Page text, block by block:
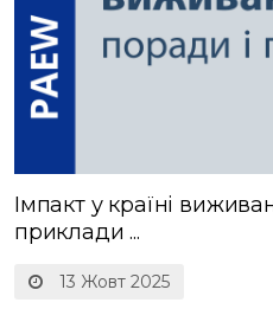
13 Жовт 2025
Імпакт у країні
приклади ...